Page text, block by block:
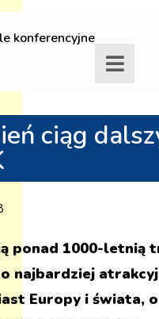
konferencyjne
ciąg
ponad 1000-letnią
najbardziej
Europy i świata,